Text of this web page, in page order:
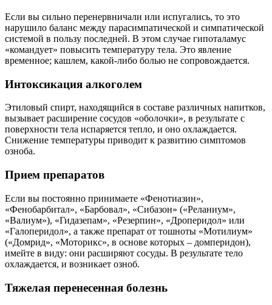
Если вы сильно перенервничали или испугались, то это
нарушило баланс между парасимпатической и симпатической
системой в пользу последней. В этом случае гипоталамус
«командует» повысить температуру тела. Это явление
временное; кашлем, какой-либо болью не сопровождается.
Интоксикация алкоголем
Этиловый спирт, находящийся в составе различных напитков,
вызывает расширение сосудов «оболочки», в результате с
поверхности тела испаряется тепло, и оно охлаждается.
Снижение температуры приводит к развитию симптомов
озноба.
Прием препаратов
Если вы постоянно принимаете «Фенотиазин»,
«Фенобарбитал», «Барбовал», «Сибазон» («Реланиум»,
«Валиум»), «Гидазепам», «Резерпин», «Дроперидол» или
«Галоперидол», а также препарат от тошноты «Мотилиум»
(«Домрид», «Моторикс», в основе которых – домперидон),
имейте в виду: они расширяют сосуды. В результате тело
охлаждается, и возникает озноб.
Тяжелая перенесенная болезнь